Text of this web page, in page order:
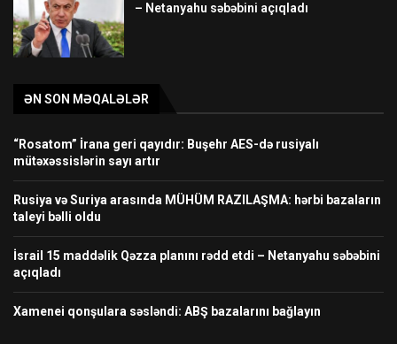
– Netanyahu səbəbini açıqladı
ƏN SON MƏQALƏLƏR
“Rosatom” İrana geri qayıdır: Buşehr AES-də rusiyalı
mütəxəssislərin sayı artır
Rusiya və Suriya arasında MÜHÜM RAZILAŞMA: hərbi bazaların
taleyi bəlli oldu
İsrail 15 maddəlik Qəzza planını rədd etdi – Netanyahu səbəbini
açıqladı
Xamenei qonşulara səsləndi: ABŞ bazalarını bağlayın